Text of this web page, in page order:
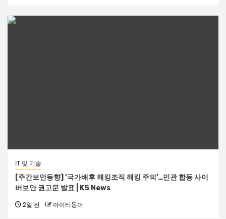
IT 및 기술
[주간보안동향] ‘국가배후 해킹조직 해킹 주의’…민관 합동 사이
버보안 권고문 발표 | KS News
2일 전 아이티동아